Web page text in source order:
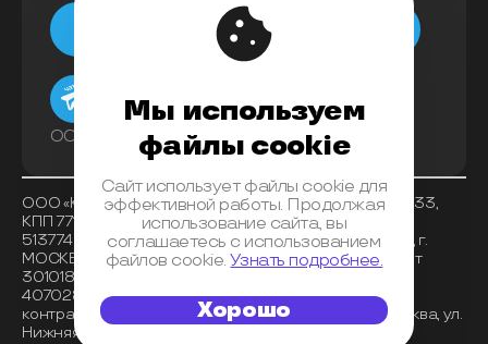
Мы в телеграм
ООО «Конференции Олега Бунина»
ООО «Конференции Олега Бунина», ИНН 7733863233,
КПП 771401001 , ОКВЭД 62.01, ОКПО 26117225, ОГРН
5137746153518, Банк получателя АО «АЛЬФА-БАНК», г.
МОСКВА, БИК 044525593, корреспондентский счет
30101810200000000593, расчетный счет
40702810202720001072 , место нахождения
контрагента (индекс, регион, город) 125040, г. Москва, ул.
Нижняя, д. 14, стр. 7, оф. 08.
Мы используем
файлы cookie
Сайт использует файлы cookie для
эффективной работы. Продолжая
использование сайта, вы
соглашаетесь с использованием
файлов cookie.Узнать подробнее.
Хорошо